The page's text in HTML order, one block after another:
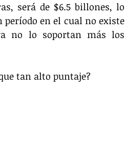
será de $6.5 billones, lo
en el cual no existe
no lo soportan más los
tan alto puntaje?